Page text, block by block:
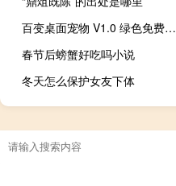
百变桌面宠物 V1.0 绿色免费版（百变桌面宠物 V1.0 绿色免费版功能简介）
春节后螃蟹好吃吗小说
冬天怎么保护女友下体